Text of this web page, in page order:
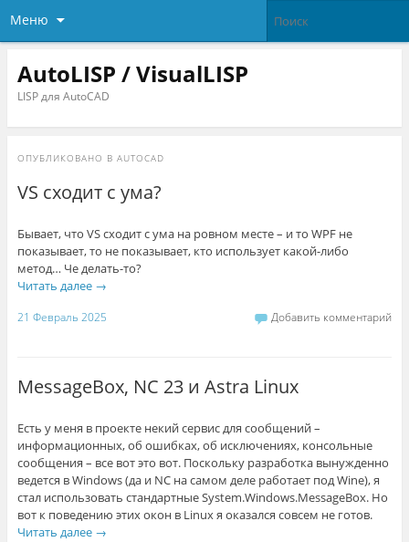
Меню
AutoLISP / VisualLISP
LISP для AutoCAD
ОПУБЛИКОВАНО В AUTOCAD
VS сходит с ума?
Бывает, что VS сходит с ума на ровном месте – и то WPF не
показывает, то не показывает, кто использует какой-либо
метод… Че делать-то?
Читать далее →
21 Февраль 2025 Добавить комментарий
MessageBox, NC 23 и Astra Linux
Есть у меня в проекте некий сервис для сообщений –
информационных, об ошибках, об исключениях, консольные
сообщения – все вот это вот. Поскольку разработка вынужденно
ведется в Windows (да и NC на самом деле работает под Wine), я
стал использовать стандартные System.Windows.MessageBox. Но
вот к поведению этих окон в Linux я оказался совсем не готов.
Читать далее →